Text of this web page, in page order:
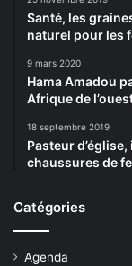
Santé, les
naturel pour les
9 mars 2020
Hama Amadou
Afrique de
18 septembre 2019
Pasteur
chaussures de
Catégories
Agenda